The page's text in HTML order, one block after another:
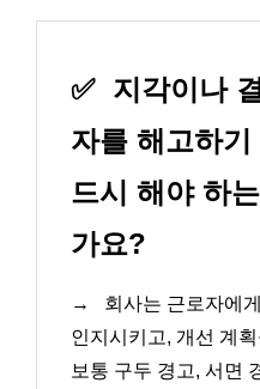
✅ 지각이나
자를 해고하
드시 해야 하
가요?
→
회사는 근로자에
인지시키고, 개선 계
보통 구두 경고, 서면